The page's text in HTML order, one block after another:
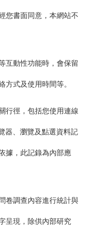
您書面同意，本網站不
互動性功能時，會保留
方式及使用時間等。
行徑，包括您使用連線
器、瀏覽及點選資料記
據，此記錄為內部應
卷調查內容進行統計與
呈現，除供內部研究